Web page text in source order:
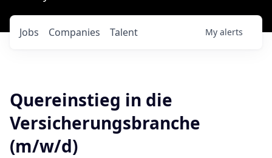
Jobs Companies Talent My alerts
Quereinstieg in die
Versicherungsbranche
(m/w/d)